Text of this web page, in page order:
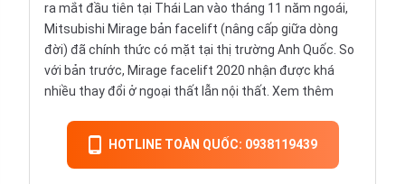
ra mắt đầu tiên tại Thái Lan vào tháng 11 năm ngoái,
Mitsubishi Mirage bản facelift (nâng cấp giữa dòng
đời) đã chính thức có mặt tại thị trường Anh Quốc. So
với bản trước, Mirage facelift 2020 nhận được khá
nhiều thay đổi ở ngoại thất lẫn nội thất. Xem thêm
HOTLINE TOÀN QUỐC: 0938119439